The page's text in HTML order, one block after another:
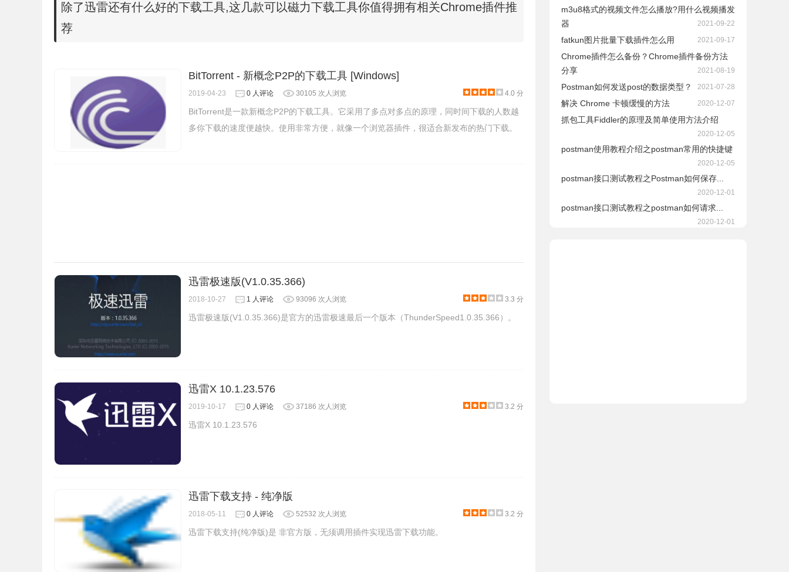
根据星期、时间段开启速控。
设置好「智能速控」，在每个周五的「电影之夜」让 Folx 自动降速，不需要再做任何操作即可避免网速被占用的
除了迅雷还有什么好的下载工具,这几款可以磁力下载工具你值得拥有相关Chrome插件推
荐
BitTorrent - 新概念P2P的下载工具 [Windows]
2019-04-23 0 人评论 30105 次人浏览 4.0 分
BitTorrent是一款新概念P2P的下载工具。它采用了多点对多点的原理，同时间下载的人数越
多你下载的速度便越快。使用非常方便，就像一个浏览器插件，很适合新发布的热门下载。
迅雷极速版(V1.0.35.366)
2018-10-27 1 人评论 93096 次人浏览 3.3 分
迅雷极速版(V1.0.35.366)是官方的迅雷极速最后一个版本（ThunderSpeed1.0.35.366）。
迅雷X 10.1.23.576
2019-10-17 0 人评论 37186 次人浏览 3.2 分
迅雷X 10.1.23.576
迅雷下载支持 - 纯净版
2018-05-11 0 人评论 52532 次人浏览 3.2 分
迅雷下载支持(纯净版)是 非官方版，无须调用插件实现迅雷下载功能。
m3u8格式的视频文件怎么播放?用什么视频播发
器
2021-09-22
fatkun图片批量下载插件怎么用 2021-09-17
Chrome插件怎么备份？Chrome插件备份方法
分享
2021-08-19
Postman如何发送post的数据类型？ 2021-07-28
解决 Chrome 卡顿缓慢的方法 2020-12-07
抓包工具Fiddler的原理及简单使用方法介绍
2020-12-05
postman使用教程介绍之postman常用的快捷键
2020-12-05
postman接口测试教程之Postman如何保存...
2020-12-01
postman接口测试教程之postman如何请求...
2020-12-01